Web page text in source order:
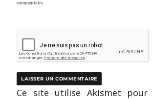
commentaire.
Ce site utilise Akismet pour